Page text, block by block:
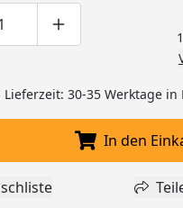
um eins verringern
Produktmenge manuell
Produktmenge
Lieferzeit: 30-35 Werktage in
In
In den
Produkt zur Wunschliste